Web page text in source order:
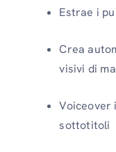
Estrae i
Crea
visivi di
Voiceover
sottotitoli